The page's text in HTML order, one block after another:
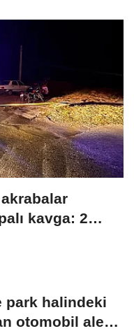
kavga: 2
park halindeki
otomobil alev